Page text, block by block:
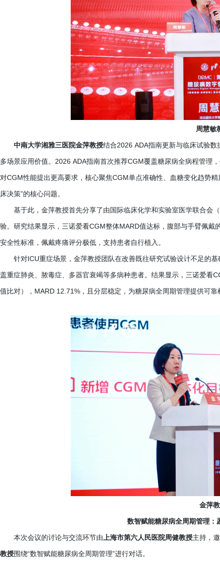
周慧敏
中南大学湘雅三医院金萍教授结合2026 ADA指南更新与临床试验
多场景应用价值。2026 ADA指南首次推荐CGM覆盖糖尿病全病程管理
对CGM性能提出更高要求，核心聚焦CGM单点准确性、血糖变化趋势
床决策”的核心问题。
基于此，金萍教授首先分享了由国际临床化学和实验室医学联合会（
验。研究结果显示，三诺爱看CGM整体MARD值达标，腹部与手臂佩
安全性标准，佩戴疼痛评分极低，支持患者自行植入。
针对ICU重症场景，金萍教授团队在改善既往研究试验设计不足的
盖重症肺炎、脓毒症、多器官衰竭等多病种患者。结果显示，三诺爱看
值比对），MARD 12.71%，且分层稳定，为糖尿病全周期管理提供可靠
金萍
数智赋能糖尿病全周期管理：
本次会议的讨论与交流环节由 上海市第六人民医院周健教授主持，
教授围绕“数智赋能糖尿病全周期管理”进行对话。